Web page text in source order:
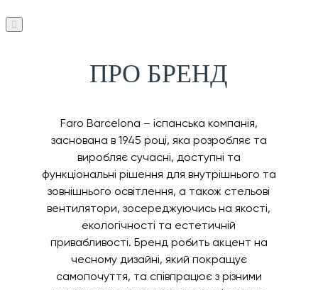
ПРО БРЕНД
Faro Barcelona – іспанська компанія,
заснована в 1945 році, яка розробляє та
виробляє сучасні, доступні та
функціональні рішення для внутрішнього та
зовнішнього освітлення, а також стельові
вентилятори, зосереджуючись на якості,
екологічності та естетичній
привабливості. Бренд робить акцент на
чесному дизайні, який покращує
самопочуття, та співпрацює з різними